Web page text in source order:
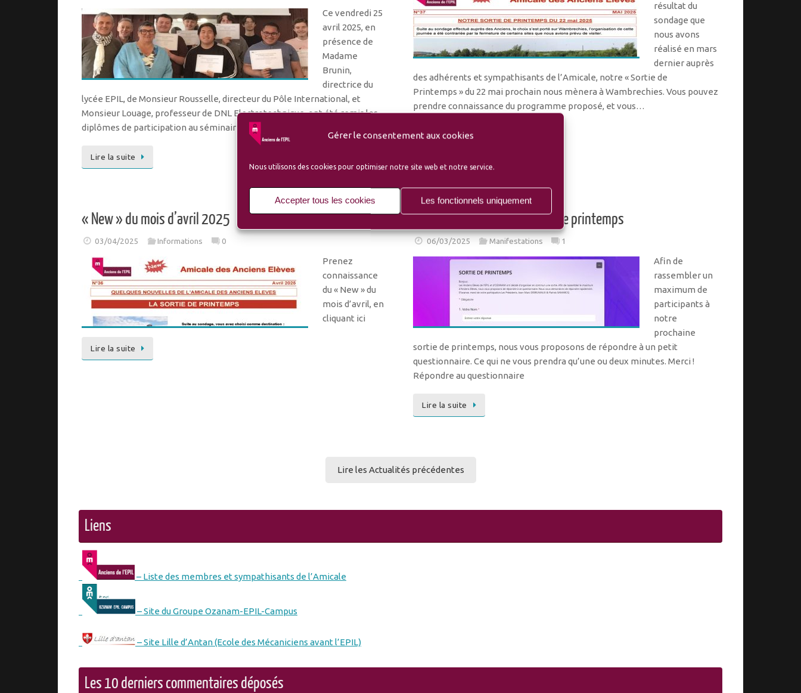
Gérer le consentement aux cookies
Nous utilisons des cookies pour optimiser notre site web et notre service.
Accepter tous les cookies Les fonctionnels uniquement
Ce vendredi 25
avril 2025, en
présence de
Madame
Brunin,
directrice du
lycée EPIL, de Monsieur Rousselle, directeur du Pôle International, et
Monsieur Louage, professeur de DNL Electrotechnique, ont été remis les
diplômes de participation au séminaire de l’académie européenne…
Lire la suite
résultat du
sondage que
nous avons
réalisé en mars
dernier auprès
des adhérents et sympathisants de l’Amicale, notre « Sortie de
Printemps » du 22 mai prochain nous mènera à Wambrechies. Vous pouvez
prendre connaissance du programme proposé, et vous…
Lire la suite
« New » du mois d’avril 2025
03/04/2025 Informations 0
Prenez
connaissance
du « New » du
mois d’avril, en
cliquant ici
Lire la suite
Questionnaire pour la sortie de printemps
06/03/2025 Manifestations 1
Afin de
rassembler un
maximum de
participants à
notre
prochaine
sortie de printemps, nous vous proposons de répondre à un petit
questionnaire. Ce qui ne vous prendra qu’une ou deux minutes. Merci !
Répondre au questionnaire
Lire la suite
Lire les Actualités précédentes
Liens
– Liste des membres et sympathisants de l’Amicale
– Site du Groupe Ozanam-EPIL-Campus
– Site Lille d’Antan (Ecole des Mécaniciens avant l’EPIL)
Les 10 derniers commentaires déposés